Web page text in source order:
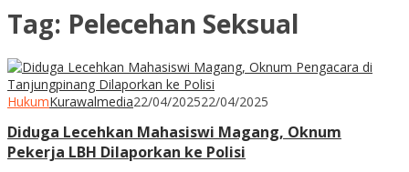
Tag: Pelecehan Seksual
HukumKurawalmedia22/04/202522/04/2025
Diduga Lecehkan Mahasiswi Magang, Oknum
Pekerja LBH Dilaporkan ke Polisi